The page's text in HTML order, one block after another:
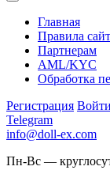
Главная
Правила
Партнерам
AML/KYC
Обработка
Регистрация Войти
Telegram
info@doll-ex.com
Пн-Вс —